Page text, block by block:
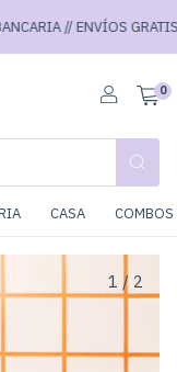
// ENVÍOS GRATIS
0
CASA
1 / 2